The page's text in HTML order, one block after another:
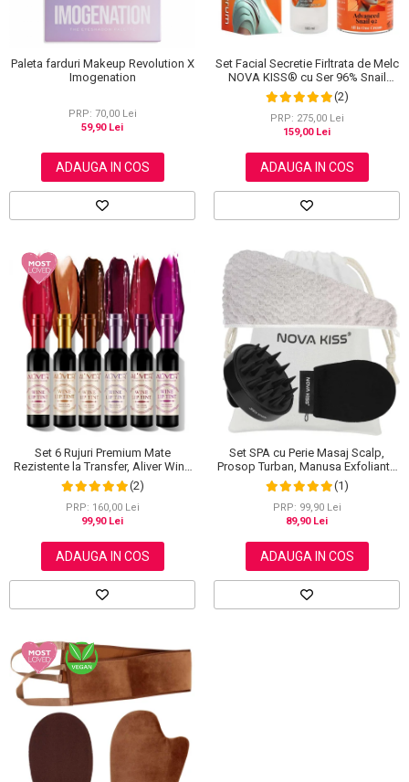
Paleta farduri Makeup Revolution X
Imogenation
PRP: 70,00 Lei
59,90 Lei
ADAUGA IN COS
Set Facial Secretie Firltrata de Melc
NOVA KISS® cu Ser 96% Snail
Power si Crema Advanced Snail 92
All in One
(2)
PRP: 275,00 Lei
159,00 Lei
ADAUGA IN COS
Set 6 Rujuri Premium Mate
Rezistente la Transfer, Aliver Wine
Lip Tint Waterproof, 7 g X 6 buc
(2)
PRP: 160,00 Lei
99,90 Lei
ADAUGA IN COS
Set SPA cu Perie Masaj Scalp,
Prosop Turban, Manusa Exfolianta
si Saculet din Bumbac, NOVA
KISS®
(1)
PRP: 99,90 Lei
89,90 Lei
ADAUGA IN COS